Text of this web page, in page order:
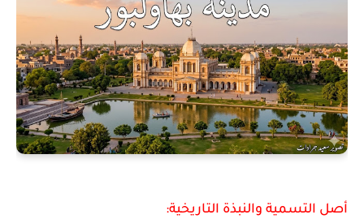
أصل التسمية والنبذة التاريخية: